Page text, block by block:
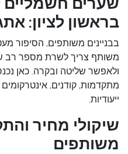
בראשון לציון:
בבניינים משותפים, הסיפור
משותף צריך לשרת מספר רב של
ולאפשר שליטה ובקרה. כאן
מתקדמות, קודנים,
ייעודיות.
שיקולי מחיר
משותפים